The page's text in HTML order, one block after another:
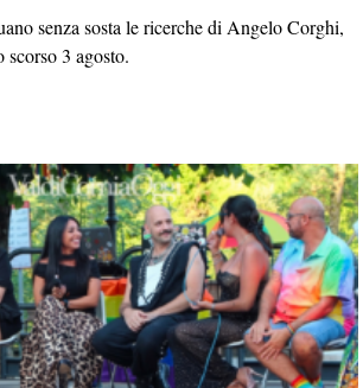
senza sosta le ricerche di Angelo Corghi,
scorso 3 agosto.